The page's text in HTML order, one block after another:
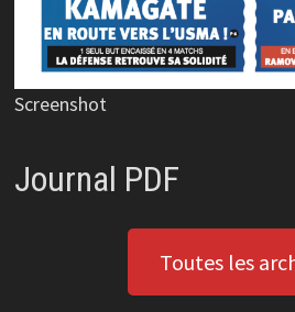
Screenshot
Journal PDF
Toutes les